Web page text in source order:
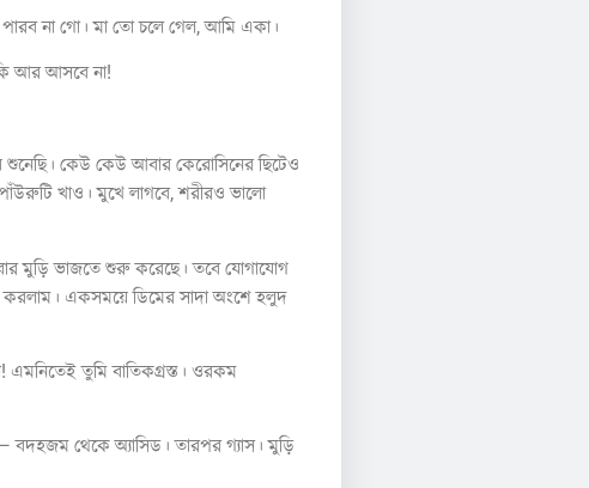
পারব না গো। মা তো চলে গেল, আমি একা।
আর আসবে না!
শুনেছি। কেউ কেউ আবার কেরোসিনের ছিটেও
খাও। মুখে লাগবে, শরীরও ভালো
মুড়ি ভাজতে শুরু করেছে। তবে যোগাযোগ
করলাম। একসময়ে ডিমের সাদা অংশে হলুদ
এমনিতেই তুমি বাতিকগ্রস্ত। ওরকম
থেকে অ্যাসিড। তারপর গ্যাস। মুড়ি